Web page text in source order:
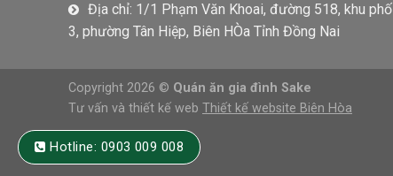
Địa chỉ: 1/1 Phạm Văn Khoai, đường 518, khu phố
3, phường Tân Hiệp, Biên HÒa Tỉnh Đồng Nai
Hotline: 0903 009 008
Copyright 2026 © Quán ăn gia đình Sake
Tư vấn và thiết kế web Thiết kế website Biên Hòa